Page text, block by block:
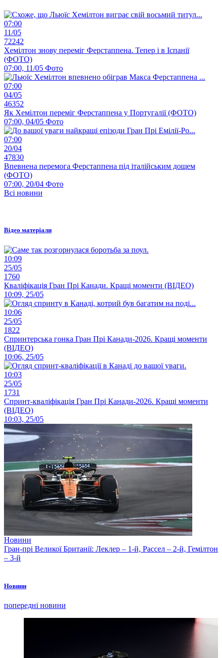
07:00
11/05
72242
Хемілтон знову переміг Ферстаппена. Тепер і в Іспанії
(ФОТО)
07:00, 11/05 Фото
07:00
04/05
46352
Як Хемілтон переміг Ферстаппена у Португалії (ФОТО)
07:00, 04/05 Фото
07:00
20/04
47830
Впевнена перемога Ферстаппена під італійським дощем
(ФОТО)
07:00, 20/04 Фото
Всі новини
Відео матеріали
10:09
25/05
1760
Кваліфікація Гран Прі Канади. Кращі моменти (ВІДЕО)
10:09, 25/05
10:06
25/05
1822
Спринтерська гонка Гран Прі Канади-2026. Кращі моменти
(ВІДЕО)
10:06, 25/05
10:03
25/05
1731
Спринт-кваліфікація Гран Прі Канади-2026. Кращі моменти
(ВІДЕО)
10:03, 25/05
Новини
Гран-прі Великої Британії: Леклер – 1-й, Рассел – 2-й, Гемілтон
– 3-й
Новини
попередні новини